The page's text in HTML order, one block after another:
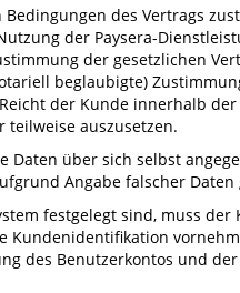
des Vertrags
der Paysera-
der gesetzlichen
beglaubigte)
der Kunde innerhalb
teilweise auszusetzen.
über sich selbst
Angabe falscher Daten
festgelegt sind, muss
des Benutzerkontos und